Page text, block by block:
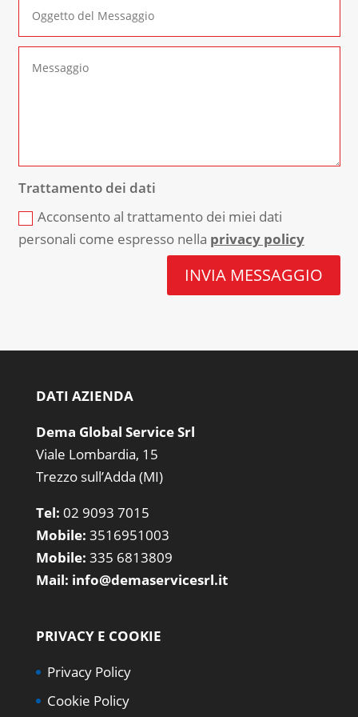
Trattamento dei dati
Acconsento al trattamento dei miei dati
personali come espresso nella privacy policy
INVIA MESSAGGIO
DATI AZIENDA
Dema Global Service Srl
Viale Lombardia, 15
Trezzo sull’Adda (MI)
Tel: 02 9093 7015
Mobile: 3516951003
Mobile: 335 6813809
Mail: info@demaservicesrl.it
PRIVACY E COOKIE
Privacy Policy
Cookie Policy